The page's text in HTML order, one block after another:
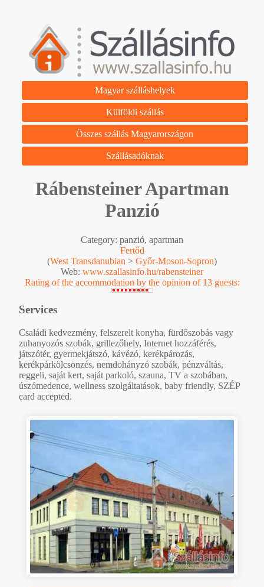
Magyar szálláshelyek
Külföldi szállás
Összes szállás Magyarországon
Szállásadóknak
Rábensteiner Apartman
Panzió
Category: panzió, apartman
Fertőd
(West Transdanubian > Győr-Moson-Sopron)
Web: www.szallasinfo.hu/rabensteiner
Rating of the accommodation by the opinion of 13 guests:
Services
Családi kedvezmény, felszerelt konyha, fürdőszobás vagy
zuhanyozós szobák, grillezőhely, Internet hozzáférés,
játszótér, gyermekjátszó, kávézó, kerékpározás,
kerékpárkölcsönzés, nemdohányzó szobák, pénzváltás,
reggeli, saját kert, saját parkoló, szauna, TV a szobában,
úszómedence, wellness szolgáltatások, baby friendly, SZÉP
card accepted.